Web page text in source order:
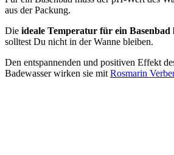
aus der Packung.
Die ideale Temperatur für ein Basenbad
solltest Du nicht in der Wanne bleiben.
Den entspannenden und positiven Effekt
Badewasser wirken sie mit Rosmarin